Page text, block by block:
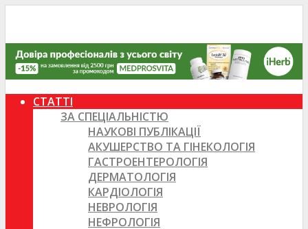
СТАТТІ
ЗА СПЕЦІАЛЬНІСТЮ
НАУКОВІ ПУБЛІКАЦІЇ
АКУШЕРСТВО ТА ГІНЕКОЛОГІЯ
ГАСТРОЕНТЕРОЛОГІЯ
ДЕРМАТОЛОГІЯ
КАРДІОЛОГІЯ
НЕВРОЛОГІЯ
НЕФРОЛОГІЯ